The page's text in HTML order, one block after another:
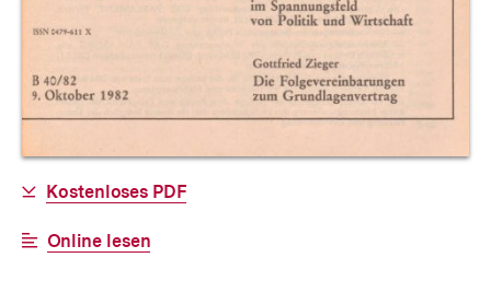
Allgemeine
Informationen
Download-
Kostenloses PDF
Interner
Online lesen